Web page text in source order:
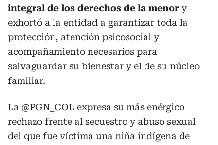
integral de los derechos de la menor y
exhortó a la entidad a garantizar toda la
protección, atención psicosocial y
acompañamiento necesarios para
salvaguardar su bienestar y el de su núcleo
familiar.
La @PGN_COL expresa su más enérgico
rechazo frente al secuestro y abuso sexual
del que fue víctima una niña indígena de